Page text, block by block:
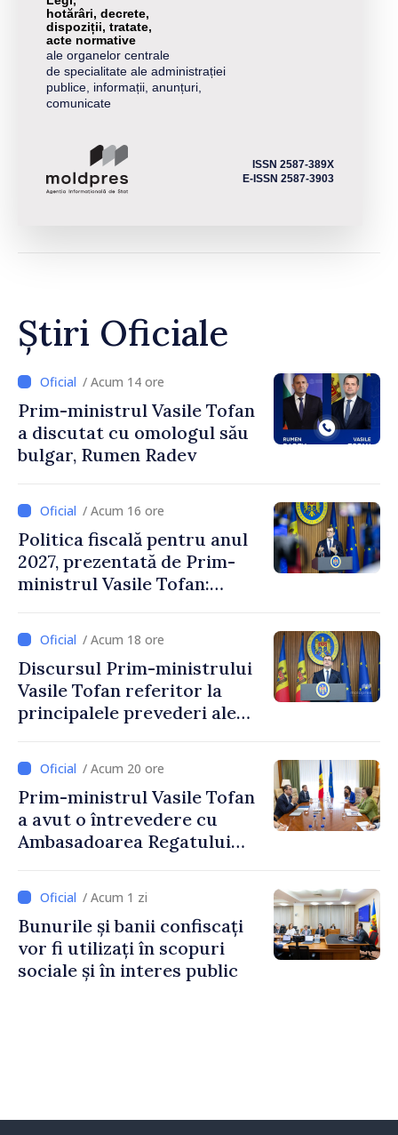
hotărâri, decrete,
dispoziții, tratate,
acte normative
ale organelor centrale
de specialitate ale administrației
publice, informații, anunțuri,
comunicate
ISSN 2587-389X
E-ISSN 2587-3903
Știri Oficiale
/ Acum 14 ore
Prim-ministrul Vasile Tofan
a discutat cu omologul său
bulgar, Rumen Radev
/ Acum 16 ore
Politica fiscală pentru anul
2027, prezentată de Prim-
ministrul Vasile Tofan:
stimularea investițiilor și o
taxare mai echitabilă
/ Acum 18 ore
Discursul Prim-ministrului
Vasile Tofan referitor la
principalele prevederi ale
2027
/ Acum 20 ore
Prim-ministrul Vasile Tofan
a avut o întrevedere cu
Ambasadoarea Regatului
Irlandei de Nord, Fern
Horine / Acum 1 zi
Bunurile și banii confiscați
vor fi utilizați în scopuri
sociale și în interes public